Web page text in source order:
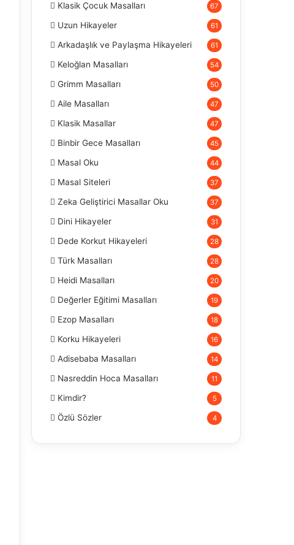
Klasik Çocuk Masalları 67
Uzun Hikayeler 61
Arkadaşlık ve Paylaşma Hikayeleri 61
Keloğlan Masalları 54
Grimm Masalları 50
Aile Masalları 47
Klasik Masallar 47
Binbir Gece Masalları 45
Masal Oku 44
Masal Siteleri 37
Zeka Geliştirici Masallar Oku 37
Dini Hikayeler 31
Dede Korkut Hikayeleri 28
Türk Masalları 28
Heidi Masalları 20
Değerler Eğitimi Masalları 19
Ezop Masalları 18
Korku Hikayeleri 16
Adisebaba Masalları 14
Nasreddin Hoca Masalları 11
Kimdir? 5
Özlü Sözler 4